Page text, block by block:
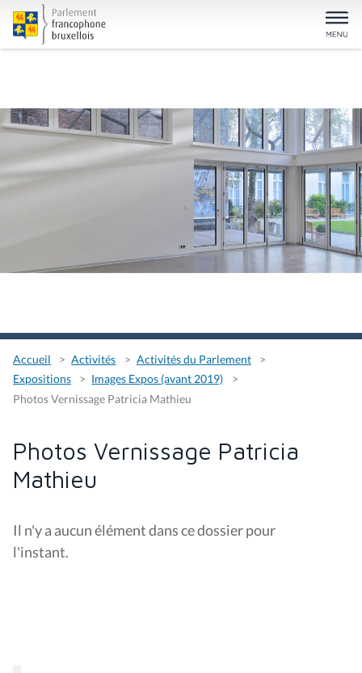
Accueil Activités
Activités du Parlement
Expositions
Images Expos (avant 2019)
Photos Vernissage Patricia Mathieu
Photos Vernissage Patricia
Mathieu
Il n'y a aucun élément dans ce dossier pour
l'instant.